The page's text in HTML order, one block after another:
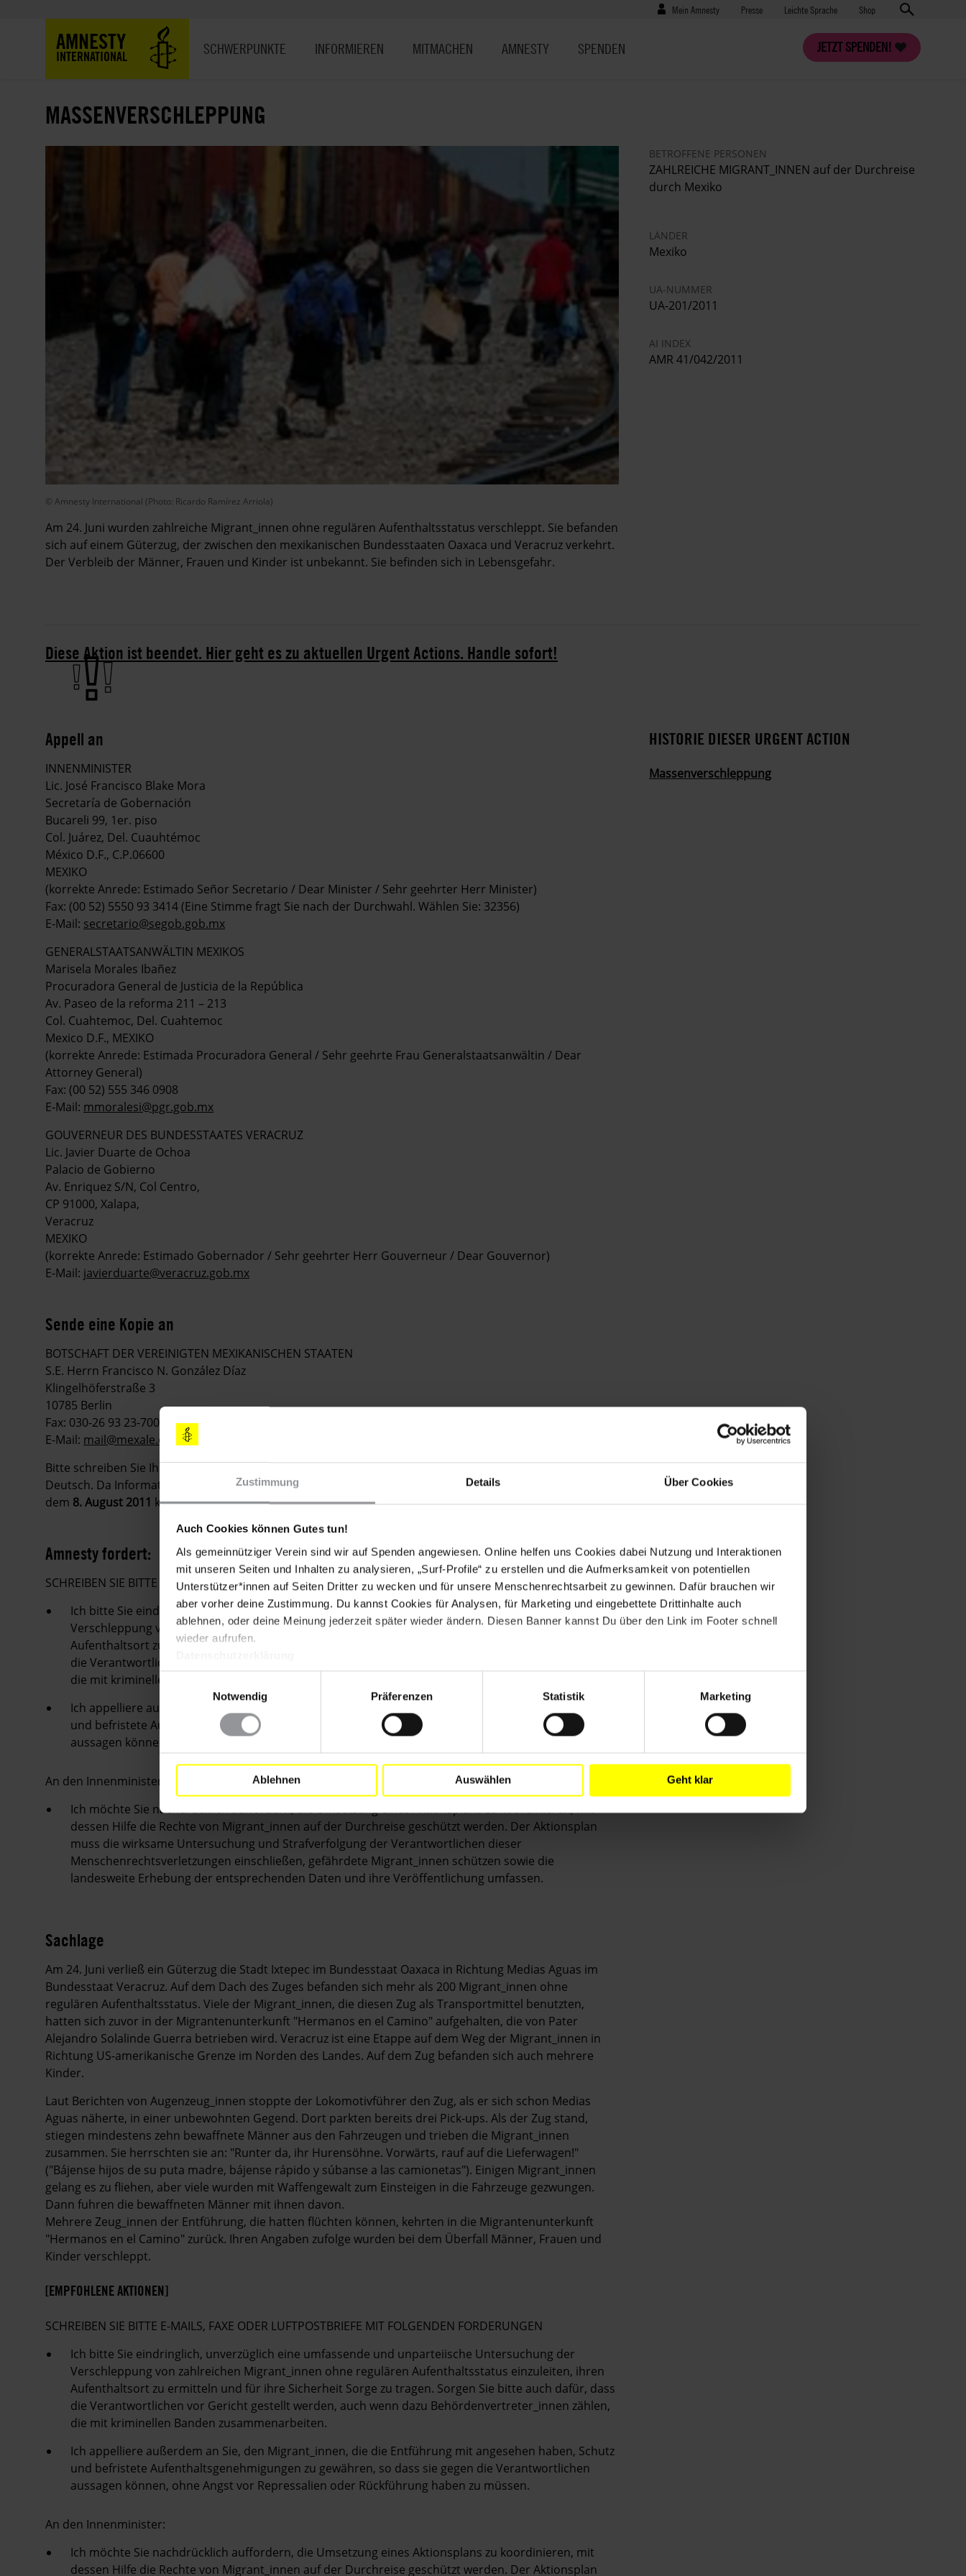
Zustimmung Details Über Cookies
Auch Cookies können Gutes tun!
Als gemeinnütziger Verein sind wir auf Spenden angewiesen. Online helfen uns Cookies dabei Nutzung und Interaktionen
mit unseren Seiten und Inhalten zu analysieren, „Surf-Profile“ zu erstellen und die Aufmerksamkeit von potentiellen
Unterstützer*innen auf Seiten Dritter zu wecken und für unsere Menschenrechtsarbeit zu gewinnen. Dafür brauchen wir
aber vorher deine Zustimmung. Du kannst Cookies für Analysen, für Marketing und eingebettete Drittinhalte auch
ablehnen, oder deine Meinung jederzeit später wieder ändern. Diesen Banner kannst Du über den Link im Footer schnell
wieder aufrufen.
Einwilligungsauswahl
Notwendig
Präferenzen Statistik Marketing
Ablehnen Auswählen Geht klar
Benutzermenü
Mein Amnesty Presse
Presse Leichte Sprache Shop
AMNESTY
INTERNATIONAL
JETZT SPENDEN!
SCHWERPUNKTE INFORMIEREN MITMACHEN AMNESTY SPENDEN
MASSENVERSCHLEPPUNG
© Amnesty International (Photo: Ricardo Ramírez Arriola)
Am 24. Juni wurden zahlreiche Migrant_innen ohne regulären Aufenthaltsstatus verschleppt. Sie befanden
sich auf einem Güterzug, der zwischen den mexikanischen Bundesstaaten Oaxaca und Veracruz verkehrt.
Der Verbleib der Männer, Frauen und Kinder ist unbekannt. Sie befinden sich in Lebensgefahr.
BETROFFENE PERSONEN
ZAHLREICHE MIGRANT_INNEN auf der Durchreise
durch Mexiko
LÄNDER
Mexiko
UA-NUMMER
UA-201/2011
AI INDEX
AMR 41/042/2011
Diese Aktion ist beendet. Hier geht es zu aktuellen Urgent Actions. Handle sofort!
Appell an
INNENMINISTER
Lic. José Francisco Blake Mora
Secretaría de Gobernación
Bucareli 99, 1er. piso
Col. Juárez, Del. Cuauhtémoc
México D.F., C.P.06600
MEXIKO
(korrekte Anrede: Estimado Señor Secretario / Dear Minister / Sehr geehrter Herr Minister)
Fax: (00 52) 5550 93 3414 (Eine Stimme fragt Sie nach der Durchwahl. Wählen Sie: 32356)
E-Mail: secretario@segob.gob.mx
GENERALSTAATSANWÄLTIN MEXIKOS
Marisela Morales Ibañez
Procuradora General de Justicia de la República
Av. Paseo de la reforma 211 – 213
Col. Cuahtemoc, Del. Cuahtemoc
Mexico D.F., MEXIKO
(korrekte Anrede: Estimada Procuradora General / Sehr geehrte Frau Generalstaatsanwältin / Dear
Attorney General)
Fax: (00 52) 555 346 0908
E-Mail: mmoralesi@pgr.gob.mx
GOUVERNEUR DES BUNDESSTAATES VERACRUZ
Lic. Javier Duarte de Ochoa
Palacio de Gobierno
Av. Enriquez S/N, Col Centro,
CP 91000, Xalapa,
Veracruz
MEXIKO
(korrekte Anrede: Estimado Gobernador / Sehr geehrter Herr Gouverneur / Dear Gouvernor)
E-Mail: javierduarte@veracruz.gob.mx
Sende eine Kopie an
BOTSCHAFT DER VEREINIGTEN MEXIKANISCHEN STAATEN
S.E. Herrn Francisco N. González Díaz
Klingelhöferstraße 3
10785 Berlin
Fax: 030-26 93 23-700
E-Mail: mail@mexale.de
Bitte schreiben Sie Ihre Appelle möglichst sofort. Schreiben Sie in gutem Spanisch, Englisch oder auf
Deutsch. Da Informationen in Urgent Actions schnell an Aktualität verlieren können, bitten wir Sie, nach
dem 8. August 2011 keine Appelle mehr zu verschicken.
Amnesty fordert:
SCHREIBEN SIE BITTE E-MAILS, FAXE ODER LUFTPOSTBRIEFE MIT FOLGENDEN FORDERUNGEN
Ich bitte Sie eindringlich, unverzüglich eine umfassende und unparteiische Untersuchung der
Verschleppung von zahlreichen Migrant_innen ohne regulären Aufenthaltsstatus einzuleiten, ihren
Aufenthaltsort zu ermitteln und für ihre Sicherheit Sorge zu tragen. Sorgen Sie bitte auch dafür, dass
die Verantwortlichen vor Gericht gestellt werden, auch wenn dazu Behördenvertreter_innen zählen,
die mit kriminellen Banden zusammenarbeiten.
Ich appelliere außerdem an Sie, den Migrant_innen, die die Entführung mit angesehen haben, Schutz
und befristete Aufenthaltsgenehmigungen zu gewähren, so dass sie gegen die Verantwortlichen
aussagen können, ohne Angst vor Repressalien oder Rückführung haben zu müssen.
An den Innenminister:
Ich möchte Sie nachdrücklich auffordern, die Umsetzung eines Aktionsplans zu koordinieren, mit
dessen Hilfe die Rechte von Migrant_innen auf der Durchreise geschützt werden. Der Aktionsplan
muss die wirksame Untersuchung und Strafverfolgung der Verantwortlichen dieser
Menschenrechtsverletzungen einschließen, gefährdete Migrant_innen schützen sowie die
landesweite Erhebung der entsprechenden Daten und ihre Veröffentlichung umfassen.
Sachlage
Am 24. Juni verließ ein Güterzug die Stadt Ixtepec im Bundesstaat Oaxaca in Richtung Medias Aguas im
Bundesstaat Veracruz. Auf dem Dach des Zuges befanden sich mehr als 200 Migrant_innen ohne
regulären Aufenthaltsstatus. Viele der Migrant_innen, die diesen Zug als Transportmittel benutzten,
hatten sich zuvor in der Migrantenunterkunft "Hermanos en el Camino" aufgehalten, die von Pater
Alejandro Solalinde Guerra betrieben wird. Veracruz ist eine Etappe auf dem Weg der Migrant_innen in
Richtung US-amerikanische Grenze im Norden des Landes. Auf dem Zug befanden sich auch mehrere
Kinder.
Laut Berichten von Augenzeug_innen stoppte der Lokomotivführer den Zug, als er sich schon Medias
Aguas näherte, in einer unbewohnten Gegend. Dort parkten bereits drei Pick-ups. Als der Zug stand,
stiegen mindestens zehn bewaffnete Männer aus den Fahrzeugen und trieben die Migrant_innen
zusammen. Sie herrschten sie an: "Runter da, ihr Hurensöhne. Vorwärts, rauf auf die Lieferwagen!"
("Bájense hijos de su puta madre, bájense rápido y súbanse a las camionetas"). Einigen Migrant_innen
gelang es zu fliehen, aber viele wurden mit Waffengewalt zum Einsteigen in die Fahrzeuge gezwungen.
Dann fuhren die bewaffneten Männer mit ihnen davon.
Mehrere Zeug_innen der Entführung, die hatten flüchten können, kehrten in die Migrantenunterkunft
"Hermanos en el Camino" zurück. Ihren Angaben zufolge wurden bei dem Überfall Männer, Frauen und
Kinder verschleppt.
[EMPFOHLENE AKTIONEN]
SCHREIBEN SIE BITTE E-MAILS, FAXE ODER LUFTPOSTBRIEFE MIT FOLGENDEN FORDERUNGEN
Ich bitte Sie eindringlich, unverzüglich eine umfassende und unparteiische Untersuchung der
Verschleppung von zahlreichen Migrant_innen ohne regulären Aufenthaltsstatus einzuleiten, ihren
Aufenthaltsort zu ermitteln und für ihre Sicherheit Sorge zu tragen. Sorgen Sie bitte auch dafür, dass
die Verantwortlichen vor Gericht gestellt werden, auch wenn dazu Behördenvertreter_innen zählen,
die mit kriminellen Banden zusammenarbeiten.
Ich appelliere außerdem an Sie, den Migrant_innen, die die Entführung mit angesehen haben, Schutz
und befristete Aufenthaltsgenehmigungen zu gewähren, so dass sie gegen die Verantwortlichen
aussagen können, ohne Angst vor Repressalien oder Rückführung haben zu müssen.
An den Innenminister:
Ich möchte Sie nachdrücklich auffordern, die Umsetzung eines Aktionsplans zu koordinieren, mit
dessen Hilfe die Rechte von Migrant_innen auf der Durchreise geschützt werden. Der Aktionsplan
HISTORIE DIESER URGENT ACTION
Massenverschleppung